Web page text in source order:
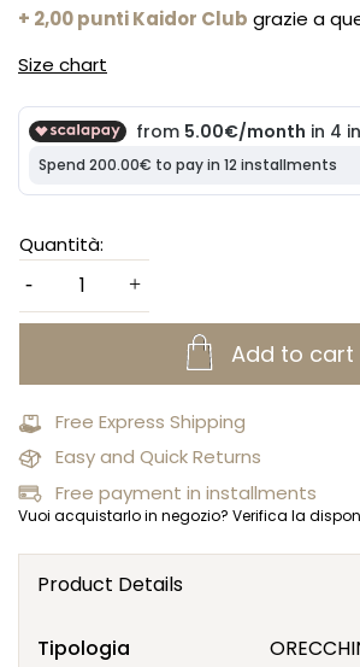
+ 2,00 punti Kaidor Club grazie a
Size chart
Quantità:
Add to cart
Free Express Shipping
Easy and Quick Returns
Free payment in installments
Vuoi acquistarlo in negozio? Verifica la
Product Details
Tipologia